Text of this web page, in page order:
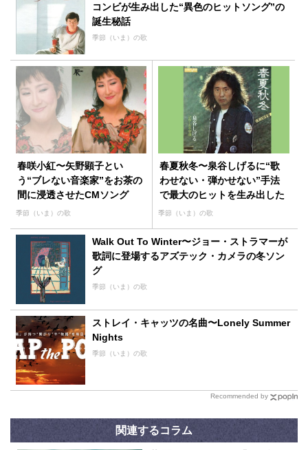
コンビが生み出した“異色のヒットソング”の
誕生秘話
季節（いま）の歌
春咲小紅〜矢野顕子とい
う“ブレない音楽家”をお茶の
間に浸透させたCMソング
季節（いま）の歌
春夏秋冬〜泉谷しげるに“歌
わせない・弾かせない”手法
で最大のヒットを生み出した
プロデューサー加藤和彦の手
季節（いま）の歌
Walk Out To Winter〜ジョー・ストラマーが
歌詞に登場するアズテック・カメラの冬ソン
グ
季節（いま）の歌
ストレイ・キャッツの名曲〜Lonely Summer
Nights
季節（いま）の歌
Recommended by
関連するコラム